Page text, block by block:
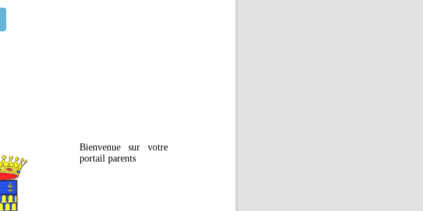
Bienvenue sur votre
portail parents